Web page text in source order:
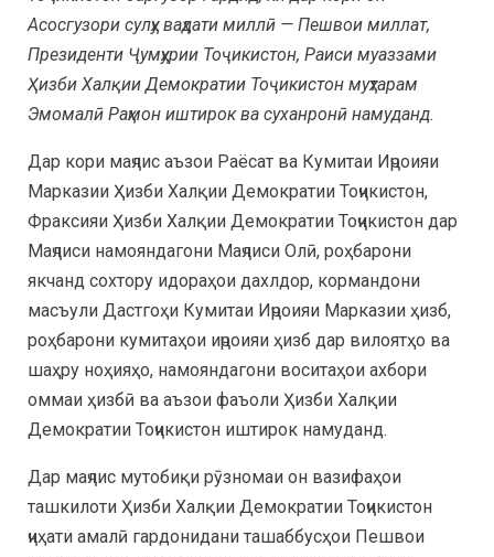
Асосгузори сулҳу ваҳдати миллӣ — Пешвои миллат,
Президенти Ҷумҳурии Тоҷикистон, Раиси муаззами
Ҳизби Халқии Демократии Тоҷикистон муҳтарам
Эмомалӣ Раҳмон иштирок ва суханронӣ намуданд.
Дар кори маҷлис аъзои Раёсат ва Кумитаи Иҷроияи
Марказии Ҳизби Халқии Демократии Тоҷикистон,
Фраксияи Ҳизби Халқии Демократии Тоҷикистон дар
Маҷлиси намояндагони Маҷлиси Олӣ, роҳбарони
якчанд сохтору идораҳои дахлдор, кормандони
масъули Дастгоҳи Кумитаи Иҷроияи Марказии ҳизб,
роҳбарони кумитаҳои иҷроияи ҳизб дар вилоятҳо ва
шаҳру ноҳияҳо, намояндагони воситаҳои ахбори
оммаи ҳизбӣ ва аъзои фаъоли Ҳизби Халқии
Демократии Тоҷикистон иштирок намуданд.
Дар маҷлис мутобиқи рӯзномаи он вазифаҳои
ташкилоти Ҳизби Халқии Демократии Тоҷикистон
ҷиҳати амалӣ гардонидани ташаббусҳои Пешвои